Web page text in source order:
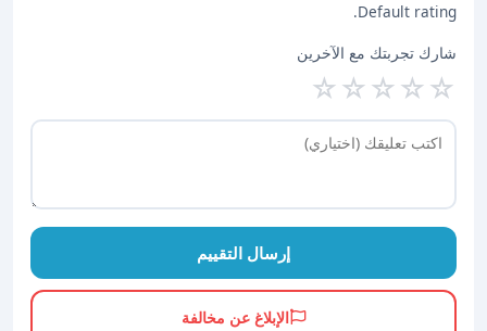
Default rating.
شارك تجربتك مع الآخرين
☆
☆
☆
☆
☆
إرسال التقييم
الإبلاغ عن مخالفة